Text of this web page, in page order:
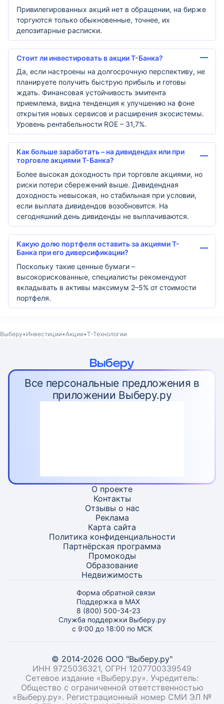
Привилегированных акций нет в обращении, на бирже
торгуются только обыкновенные, точнее, их
депозитарные расписки.
Стоит ли инвестировать в акции Т-Банка?
Да, если настроены на долгосрочную перспективу, не
планируете получить быструю прибыль и готовы
ждать. Финансовая устойчивость эмитента
приемлема, видна тенденция к улучшению на фоне
открытия новых сервисов и расширения экосистемы.
Уровень рентабельности ROE – 31,7%.
Как больше заработать – на дивидендах или при
торговле акциями Т-Банка?
Более высокая доходность при торговле акциями, но
риски потери сбережений выше. Дивидендная
доходность невысокая, но стабильная при условии,
если выплата дивидендов возобновится. На
сегодняшний день дивиденды не выплачиваются.
Какую долю портфеля оставить за акциями Т-
Банка при его диверсификации?
Поскольку такие ценные бумаги –
высокорискованные, специалисты рекомендуют
вкладывать в активы максимум 2–5% от стоимости
портфеля.
Выберу Инвестиции Акции Т-Технологии
Все персональные предложения в
приложении Выберу.ру
О проекте
Контакты
Отзывы о нас
Реклама
Карта сайта
Политика конфиденциальности
Партнёрская программа
Промокоды
Образование
Недвижимость
Форма обратной связи
Поддержка в MAX
8 (800) 500-34-23
Служба поддержки Выберу.ру
с 9:00 до 18:00 по МСК
© 2014-2026 ООО "Выберу.ру"
ИНН 9725036321, ОГРН 1207700339549
Сетевое издание «Выберу.ру». Учредитель:
Общество с ограниченной ответственностью
«Выберу.ру». Регистрационный номер СМИ ЭЛ №